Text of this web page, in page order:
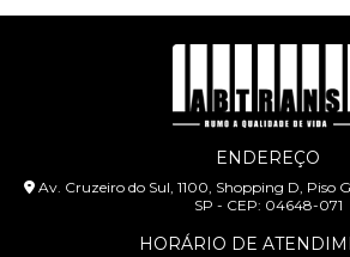
ENDEREÇO
Av. Cruzeiro do Sul, 1100, Shopping D, Piso
SP - CEP: 04648-071
HORÁRIO DE